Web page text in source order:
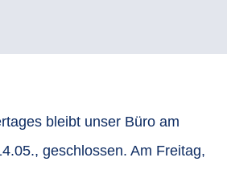
bleibt unser Büro am
geschlossen. Am Freitag,